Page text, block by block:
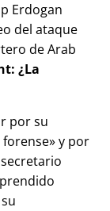
Erdogan
del ataque
de Arab
¿La
por su
y por